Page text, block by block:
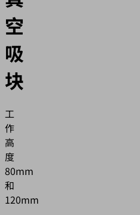
空
吸
块
工
作
高
度
80mm
和
120mm